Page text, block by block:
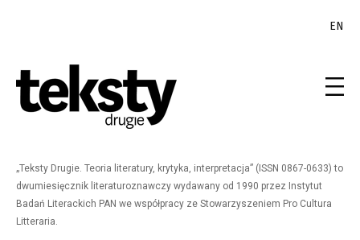
EN
„Teksty Drugie. Teoria literatury, krytyka, interpretacja” (ISSN 0867-0633) to
dwumiesięcznik literaturoznawczy wydawany od 1990 przez Instytut
Badań Literackich PAN we współpracy ze Stowarzyszeniem Pro Cultura
Litteraria.